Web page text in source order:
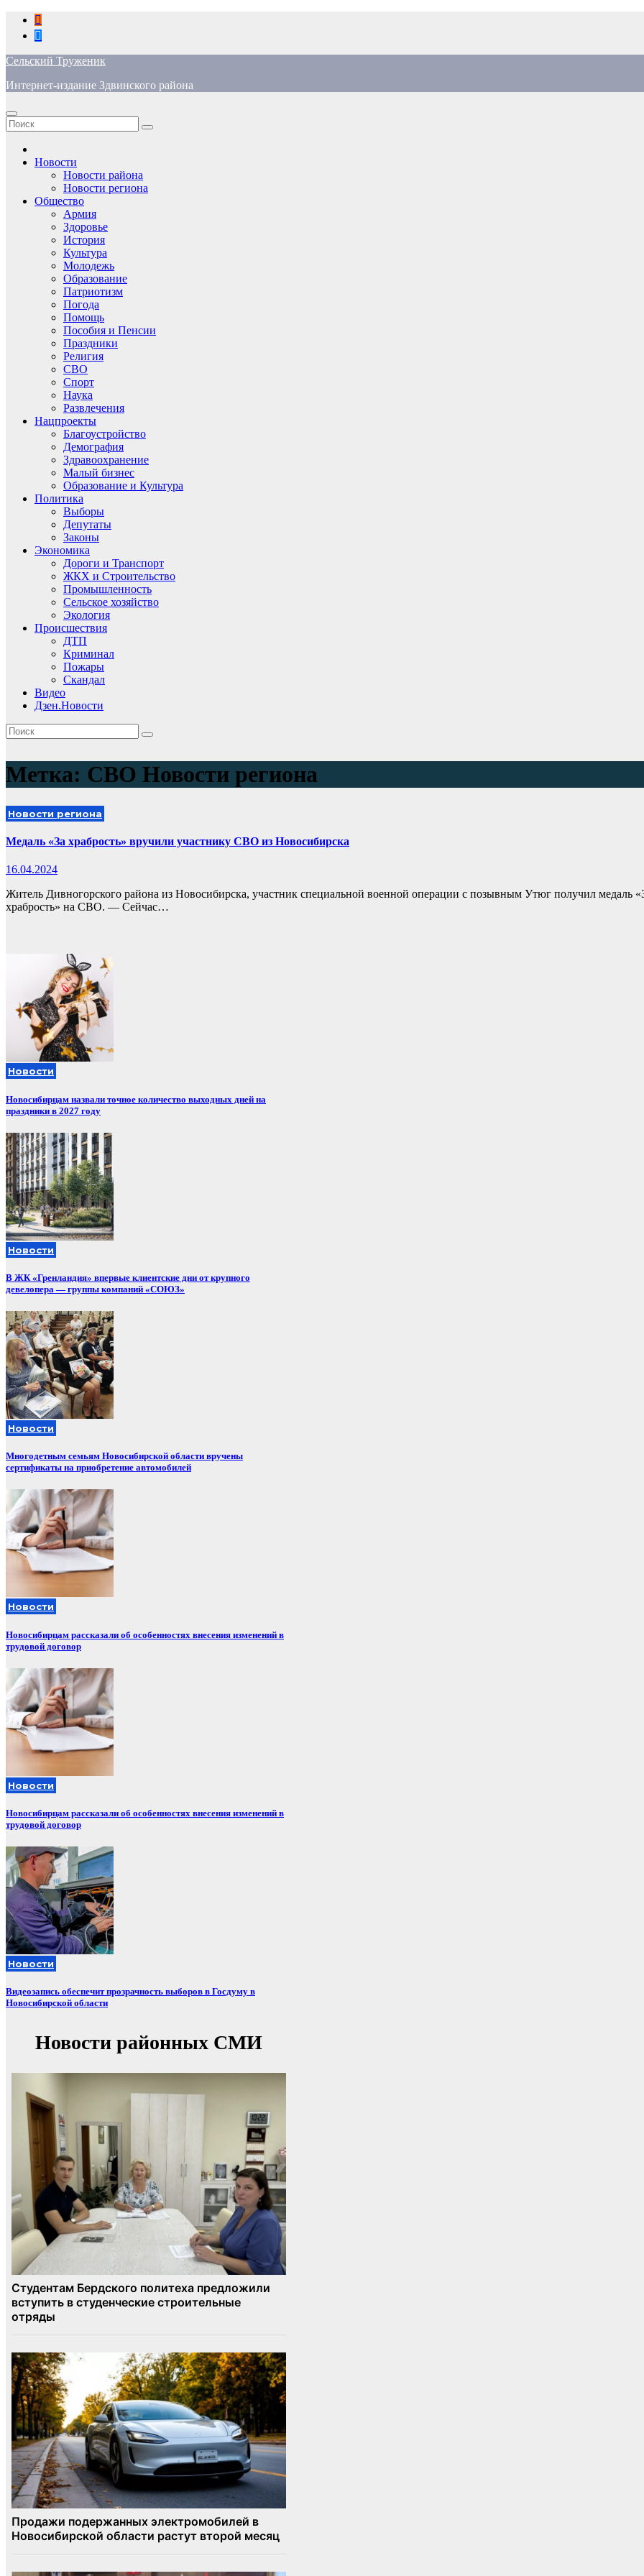
Перейти
содержимому
Сельский Труженик
Интернет-издание Здвинского района
Новости
Новости района
Новости региона
Общество
Армия
Здоровье
История
Культура
Молодежь
Образование
Патриотизм
Погода
Помощь
Пособия и Пенсии
Праздники
Религия
СВО
Спорт
Наука
Развлечения
Нацпроекты
Благоустройство
Демография
Здравоохранение
Малый бизнес
Образование и Культура
Политика
Выборы
Депутаты
Законы
Экономика
Дороги и Транспорт
ЖКХ и Строительство
Промышленность
Сельское хозяйство
Экология
Происшествия
ДТП
Криминал
Пожары
Скандал
Видео
Дзен.Новости
Метка: СВО Новости региона
Новости региона
Медаль «За храбрость» вручили участнику СВО из Новосибирска
16.04.2024
Житель Дивногорского района из Новосибирска, участник специальной военной операции с позывным Утюг получил медаль
храбрость» на СВО. — Сейчас…
Новости
Новосибирцам назвали точное количество выходных дней на
праздники в 2027 году
Новости
В ЖК «Гренландия» впервые клиентские дни от крупного
девелопера — группы компаний «СОЮЗ»
Новости
Многодетным семьям Новосибирской области вручены
сертификаты на приобретение автомобилей
Новости
Новосибирцам рассказали об особенностях внесения изменений в
трудовой договор
Новости
Новосибирцам рассказали об особенностях внесения изменений в
трудовой договор
Новости
Видеозапись обеспечит прозрачность выборов в Госдуму в
Новосибирской области